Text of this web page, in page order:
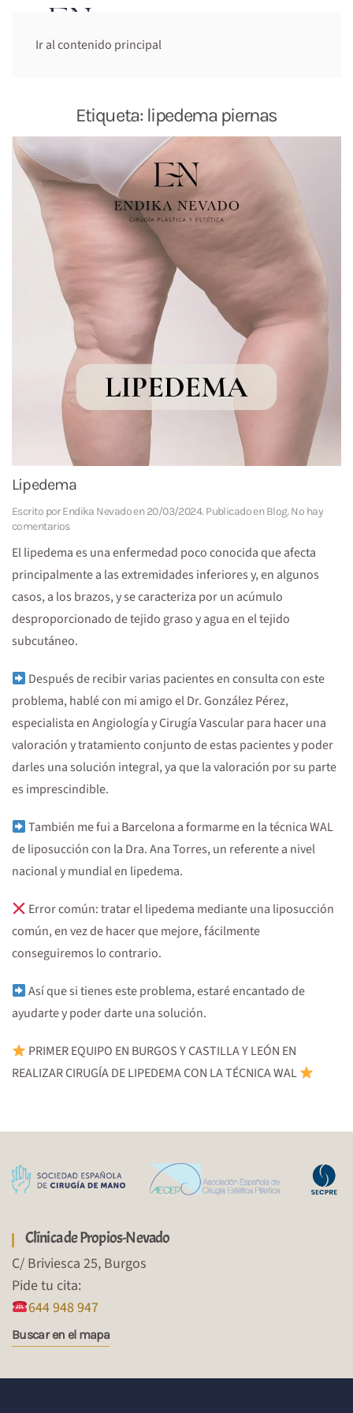
Ir al contenido principal
Etiqueta: lipedema piernas
Lipedema
Escrito porEndika Nevadoen20/03/2024. Publicado enBlog.No hay
comentariosen
El lipedema es una enfermedad poco conocida que afecta
principalmente a las extremidades inferiores y, en algunos
casos, a los brazos, y se caracteriza por un acúmulo
desproporcionado de tejido graso y agua en el tejido
subcutáneo.
Después de recibir varias pacientes en consulta con este
problema, hablé con mi amigo el Dr. González Pérez,
especialista en Angiología y Cirugía Vascular para hacer una
valoración y tratamiento conjunto de estas pacientes y poder
darles una solución integral, ya que la valoración por su parte
es imprescindible.
También me fui a Barcelona a formarme en la técnica WAL
de liposucción con la Dra. Ana Torres, un referente a nivel
nacional y mundial en lipedema.
Error común: tratar el lipedema mediante una liposucción
común, en vez de hacer que mejore, fácilmente
conseguiremos lo contrario.
Así que si tienes este problema, estaré encantado de
ayudarte y poder darte una solución.
PRIMER EQUIPO EN BURGOS Y CASTILLA Y LEÓN EN
REALIZAR CIRUGÍA DE LIPEDEMA CON LA TÉCNICA WAL
Clínica de Propios-Nevado
C/ Briviesca 25, Burgos
Pide tu cita:
644 948 947
Buscar en el mapa